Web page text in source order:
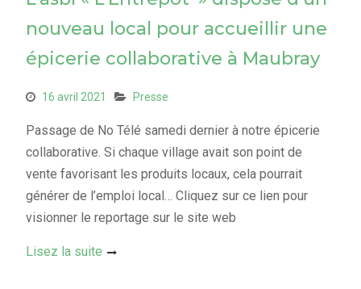
nouveau local pour accueillir une
épicerie collaborative à Maubray
16 avril 2021 Presse
Passage de No Télé samedi dernier à notre épicerie
collaborative. Si chaque village avait son point de
vente favorisant les produits locaux, cela pourrait
générer de l’emploi local… Cliquez sur ce lien pour
visionner le reportage sur le site web
Lisez la suite